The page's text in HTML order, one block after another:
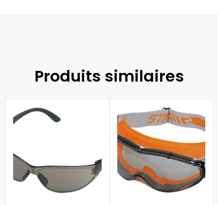
Produits similaires